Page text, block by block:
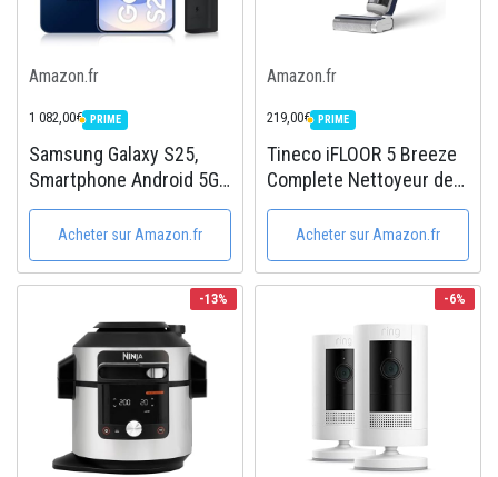
Amazon.fr
1 082,00€ PRIME
PRIME
Samsung Galaxy S25,
Smartphone Android 5G
avec Galaxy AI, 512 Go,
Chargeur secteur rapide
25W inclus, Smartphone
déverrouillé, Bleu Nuit,
Acheter sur Amazon.fr
Amazon.fr
219,00€ PRIME
PRIME
Tineco iFLOOR 5 Breeze
Complete Nettoyeur de
Sol, Aspirateur Sec
Humide sans Fil,
Nettoyage en Un Seul
Passage des sols durs,
Angles,...
Acheter sur Amazon.fr
-13% -6%